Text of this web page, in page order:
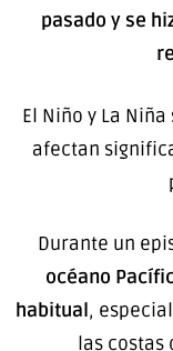
pasado y se
El Niño y La
afectan
Durante un
océano
habitual,
las costas